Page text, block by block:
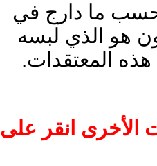
ما دارج في
هو الذي لبسه
المعتقدات.
الأخرى انقر على